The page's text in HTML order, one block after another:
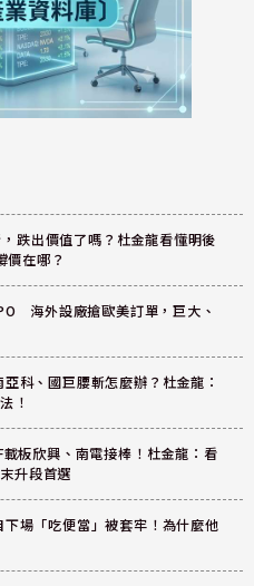
跌出價值了嗎？杜金龍看懂明後
價在哪？
海外設廠搶歐美訂單，巨大、
科、國巨腰斬怎麼辦？杜金龍：
！
板欣興、南電接棒！杜金龍：看
升段首選
場「吃便當」被套牢！為什麼他